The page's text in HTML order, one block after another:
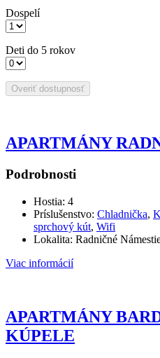
Dospelí
Deti do 5 rokov
APARTMÁNY
Podrobnosti
Hostia: 4
Príslušenstvo: Chladnička,
sprchový kút, Wifi
Lokalita: Radničné
Viac informácií
APARTMÁNY
KÚPELE